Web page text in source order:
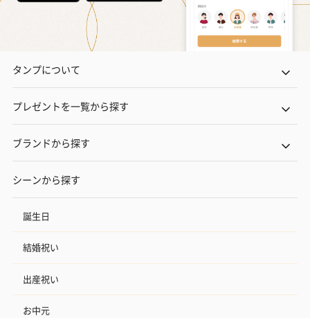
タンプについて
プレゼントを一覧から探す
ブランドから探す
シーンから探す
誕生日
結婚祝い
出産祝い
お中元